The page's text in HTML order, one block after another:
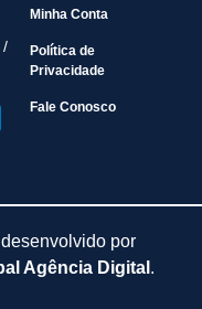
/
Minha Conta
Política de
Privacidade
Fale Conosco
por
Agência Digital .